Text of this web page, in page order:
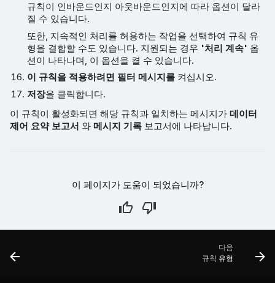
규칙이 인바운드인지 아웃바운드인지에 따라 옵션이 달라
질 수 있습니다.
또한, 지속적인 처리를 허용하는 작업을 선택하여 규칙 유
형을 결합할 수도 있습니다. 지원되는 경우 '처리 계속' 옵
션이 나타나며, 이 옵션을 켤 수 있습니다.
이 규칙을 적용하려면 필터 메시지를 켜십시오.
저장을 클릭합니다.
이 규칙이 활성화되면 해당 규칙과 일치하는 메시지가 데이터
제어 요약 보고서 와 메시지 기록 보고서에 나타납니다.
이 페이지가 도움이 되었습니까?
다음
규칙 유형